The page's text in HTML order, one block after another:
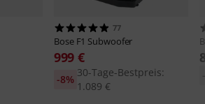
77
Bose F1 Subwoofer
999 €
30-Tage-Bestpreis:
1.089 €
-8%